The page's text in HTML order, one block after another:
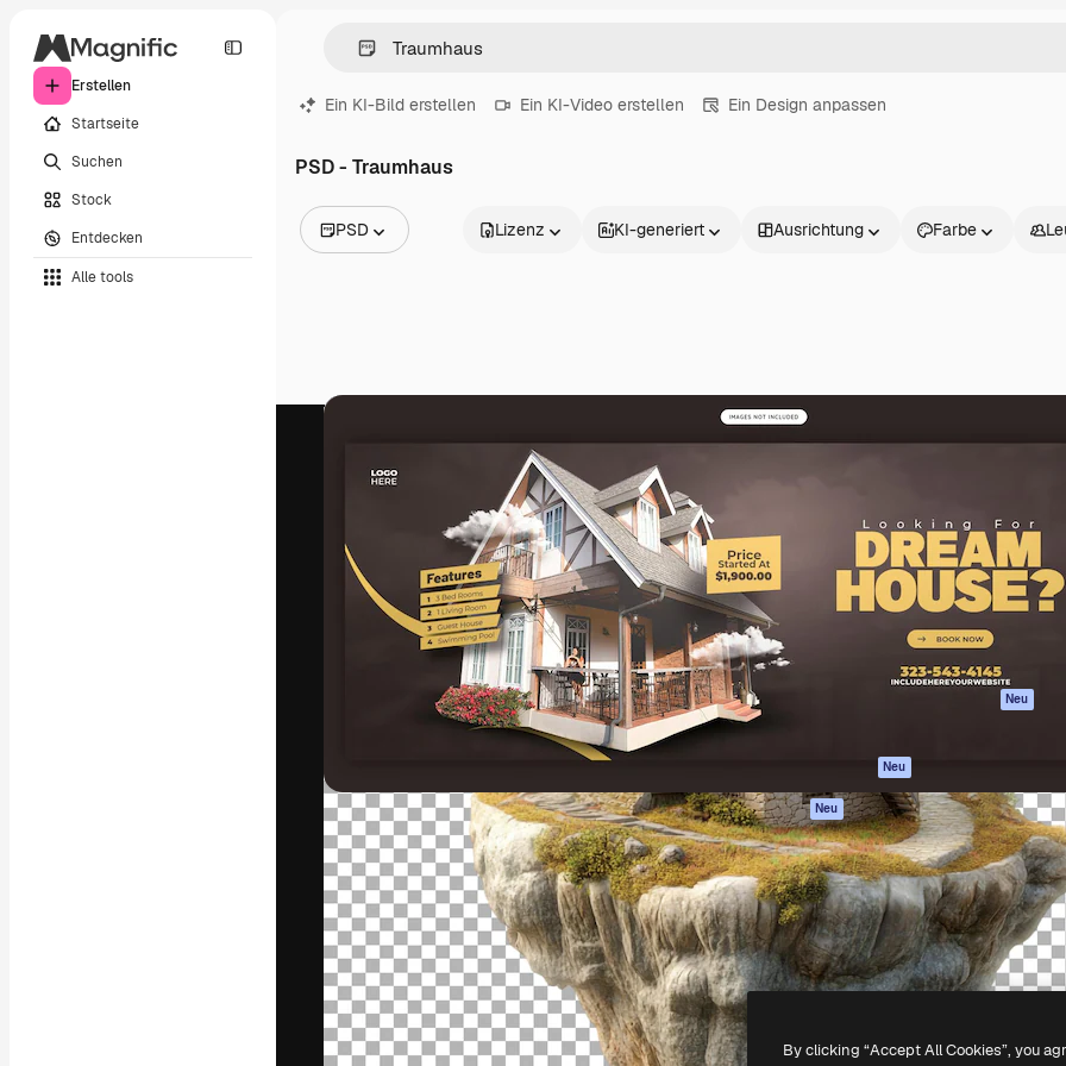
Erstellen
Startseite
Suchen
Stock
Entdecken
Alle tools
Ein KI-Bild erstellen Ein KI-Video erstellen Ein Design anpassen
PSD - Traumhaus
PSD
Videos
Videovorlagen
Lizenz KI-generiert Ausrichtung Farbe
Die kreative Plattform, um deine beste
Arbeit zu verwirklichen. Mehr als 1 Million
Abonnenten unter Kreativen, Unternehmen,
Agenturen und Studios.
Deutsch
Spaces
KI-Assistent
KI-Bildgenerator
KI-Videogenerator
KI-
Stimmengenerator
Stock-Inhalte
Neu
Agenten Neu
API
Mobile App
Alle Magnific-Tools
Loslegen
Academy
Dokumentation
Support
AGB
Neu
Unternehmen
Copyright © 2010-2026Freepik Company S.L.U.Alle Rechte vorbehalten.
By clicking “Accept All Cookies”, you